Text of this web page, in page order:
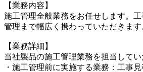
【業務内容】
施工管理全般業務をお任せします。
管理まで幅広く携わっていただきます
【業務詳細】
当社製品の施工管理業務を担当してい
・施工管理前に実施する業務：工事